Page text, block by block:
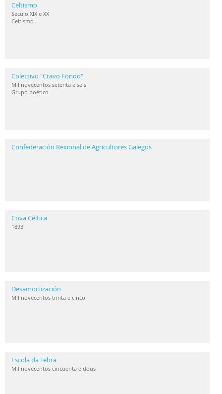
Celtismo
Século XIX e XX
Celtismo
Colectivo "Cravo Fondo"
Mil novecentos setenta e seis
Grupo poético
Confederación Rexional de Agricultores Galegos
Cova Céltica
1893
Desamortización
Mil novecentos trinta e cinco
Escola da Tebra
Mil novecentos cincuenta e dous